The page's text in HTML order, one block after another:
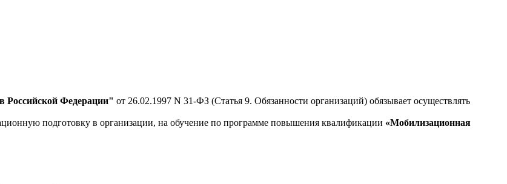
Российской Федерации" от 26.02.1997 N 31-ФЗ (Статья 9. Обязанности организаций) обязывает осуществлять
подготовку в организации, на обучение по программе повышения квалификации «Мобилизационная